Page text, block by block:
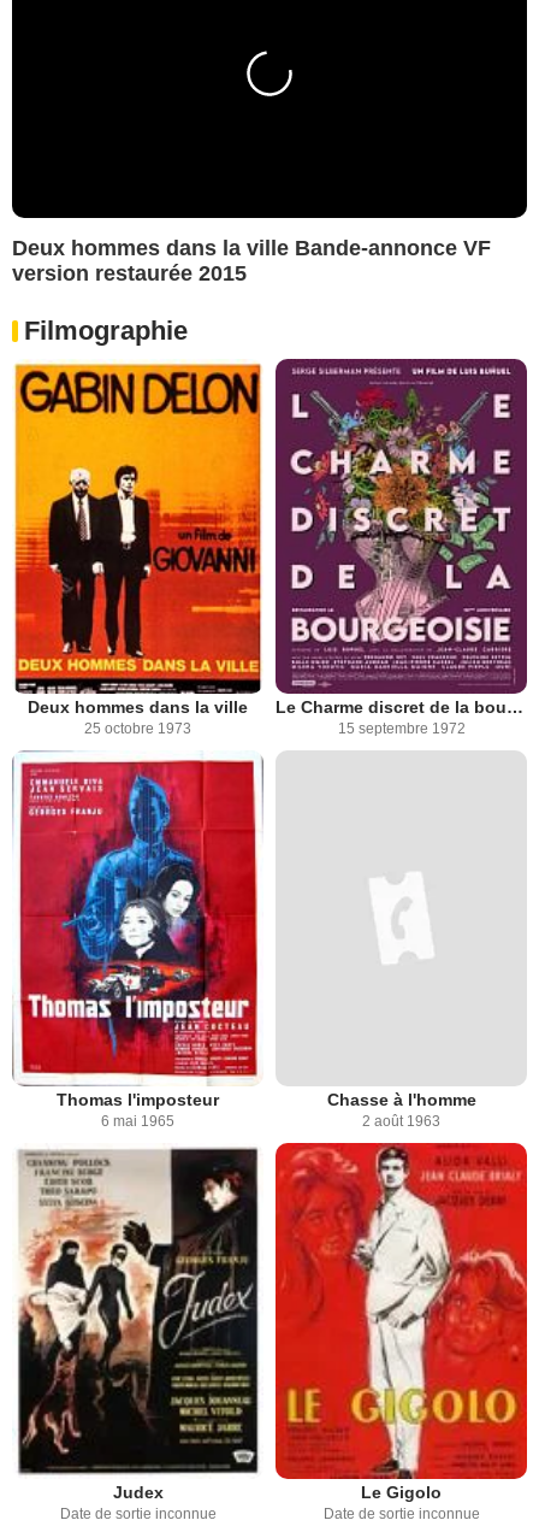
Deux hommes dans la ville Bande-annonce VF
version restaurée 2015
Filmographie
Deux hommes dans la ville
25 octobre 1973
Le Charme discret de la bourgeoisie
15 septembre 1972
Thomas l'imposteur
6 mai 1965
Chasse à l'homme
2 août 1963
Judex
Date de sortie inconnue
Le Gigolo
Date de sortie inconnue